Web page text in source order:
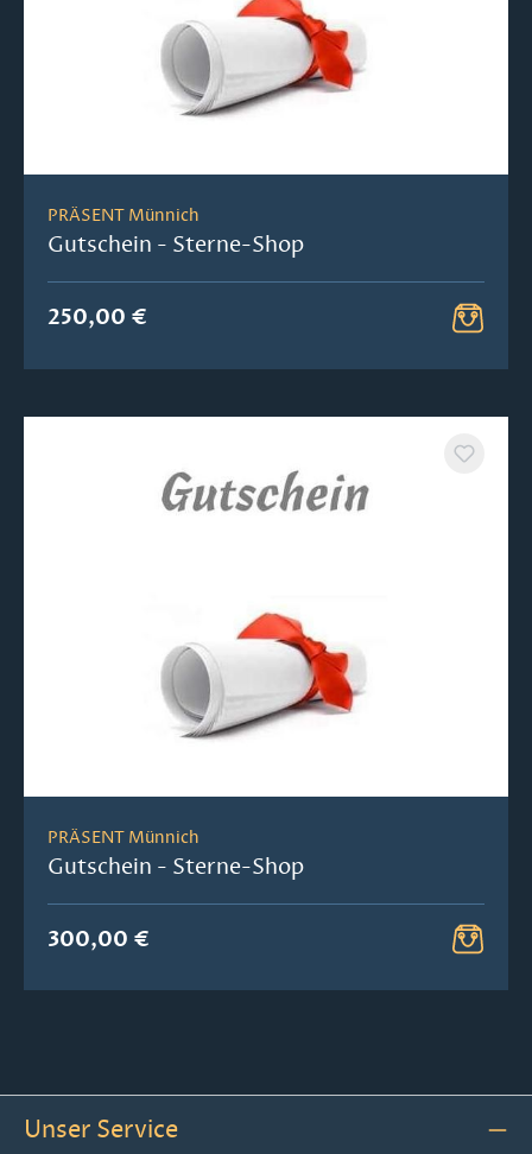
PRÄSENT Münnich
Gutschein - Sterne-Shop
250,00 €
PRÄSENT Münnich
Gutschein - Sterne-Shop
300,00 €
Unser Service